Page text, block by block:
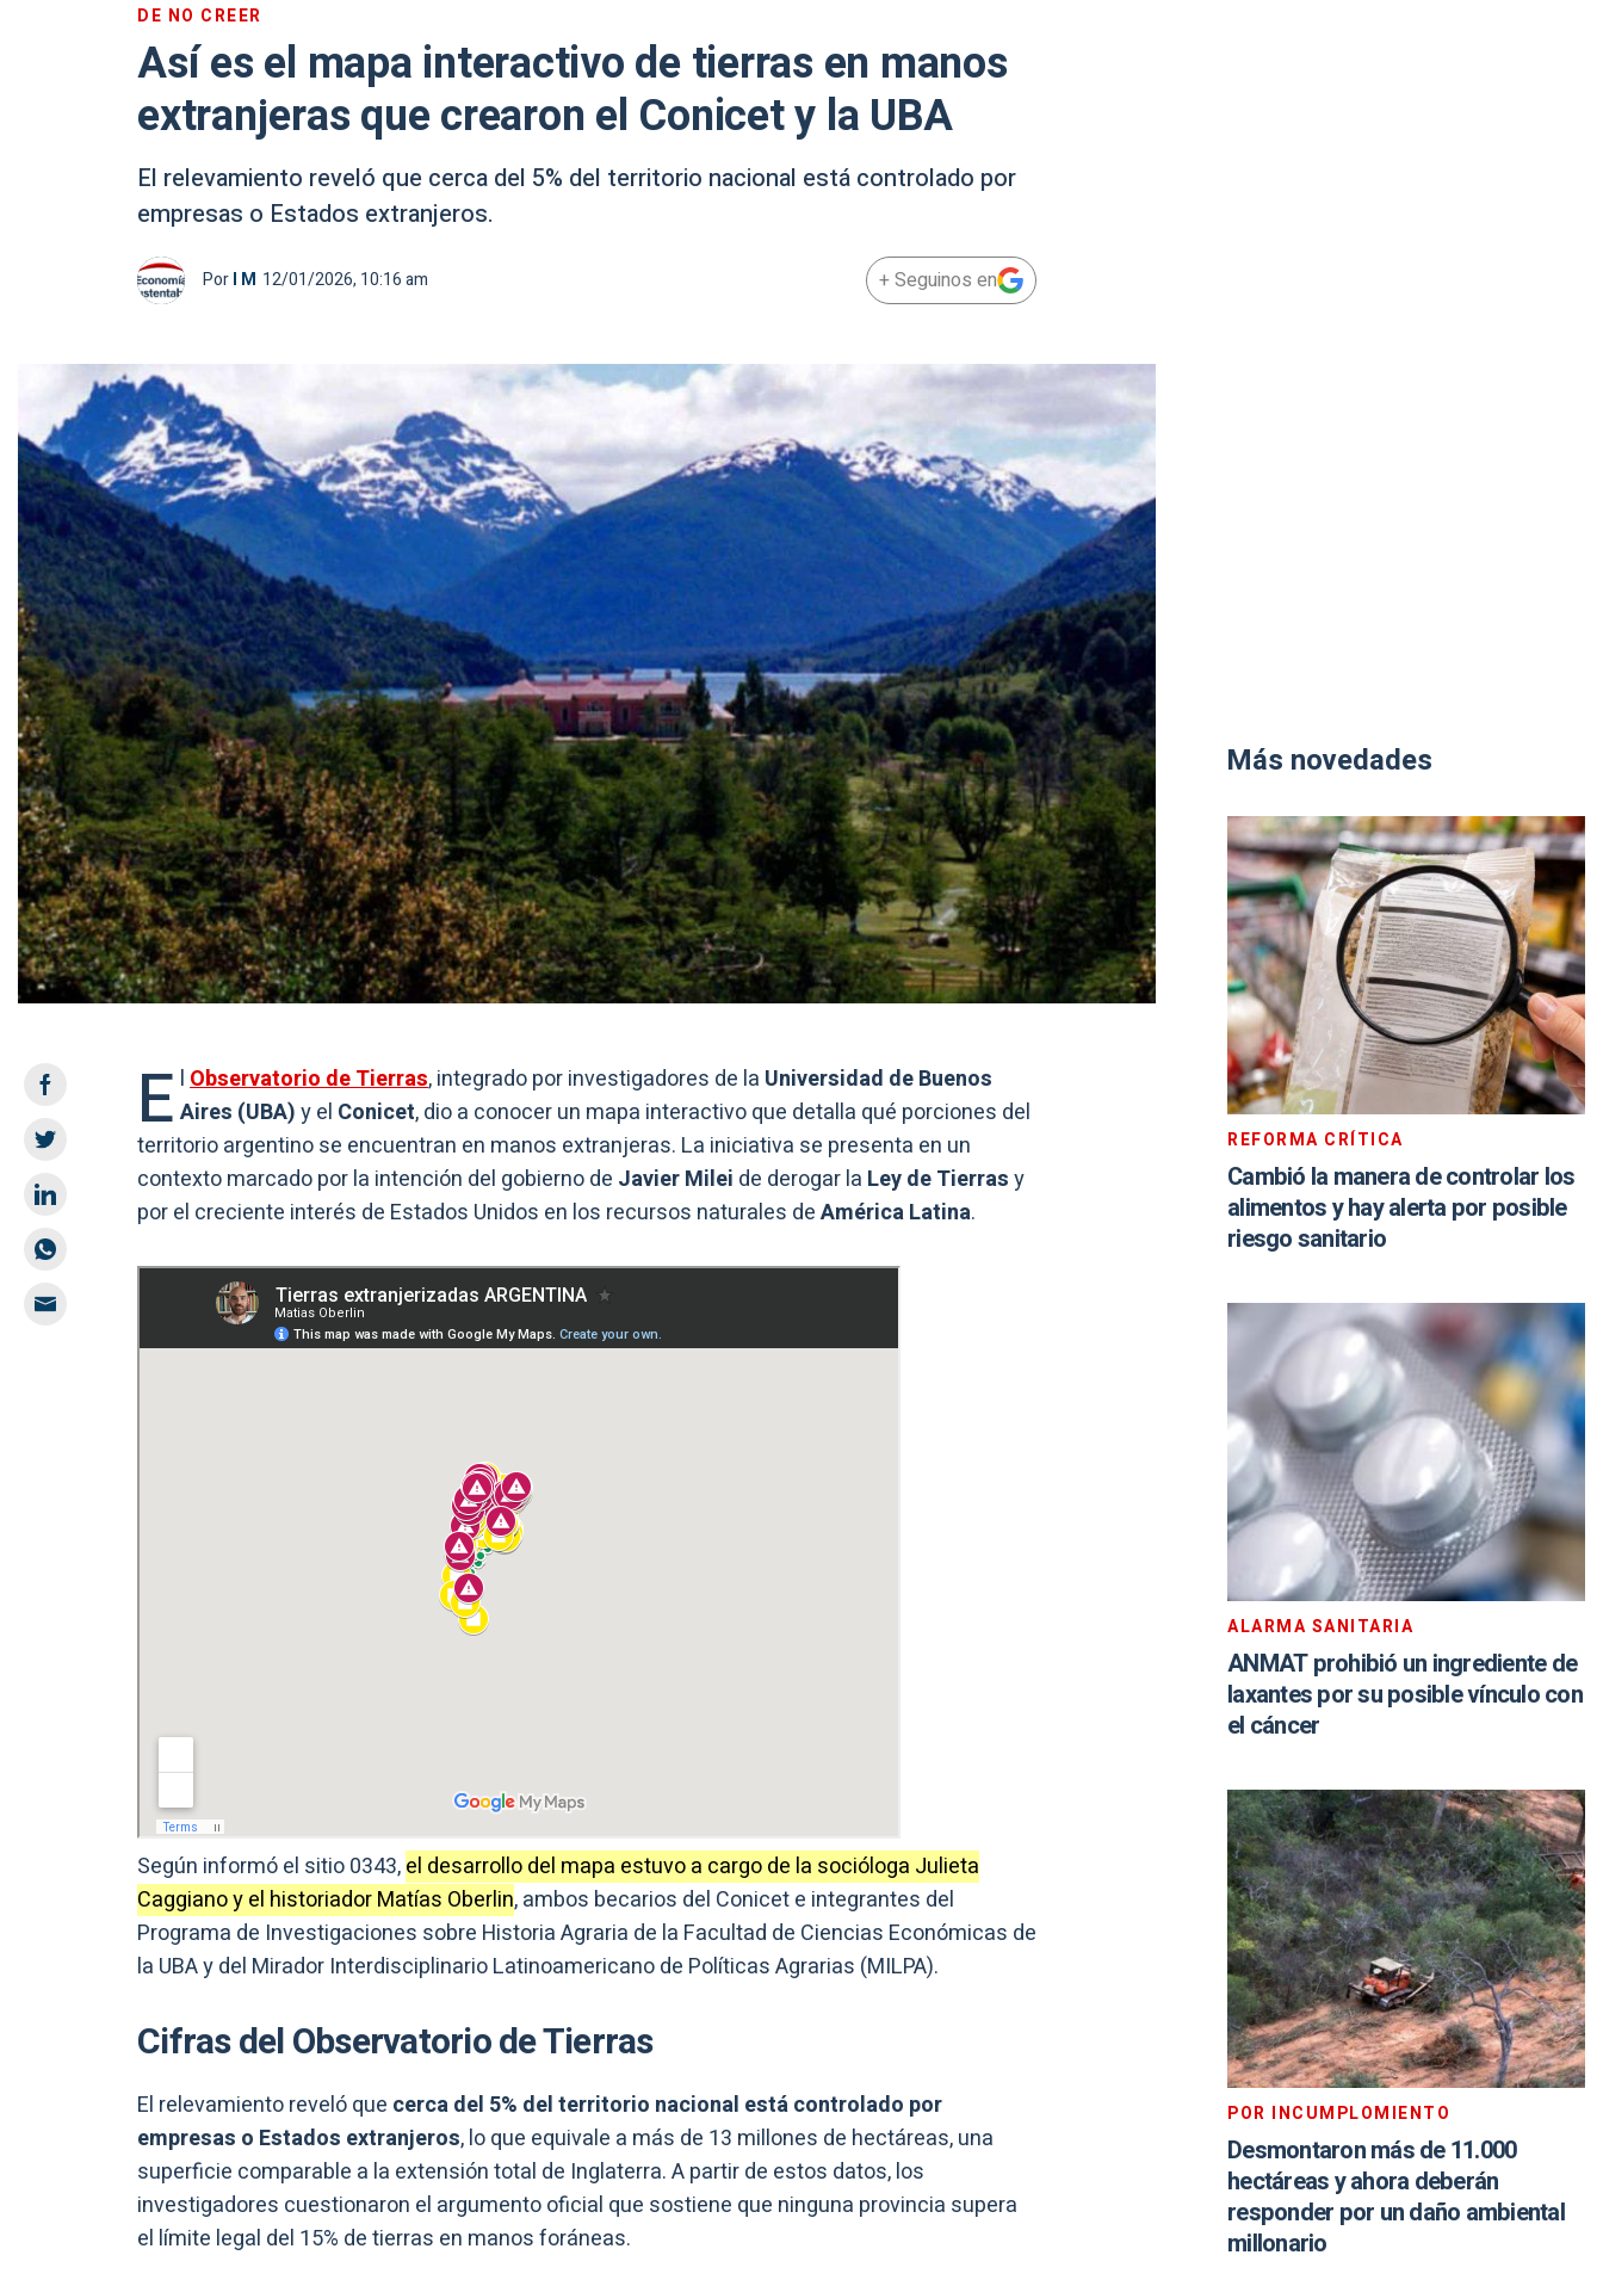
DE NO CREER
Así es el mapa interactivo de tierras en manos
extranjeras que crearon el Conicet y la UBA
El relevamiento reveló que cerca del 5% del territorio nacional está controlado por
empresas o Estados extranjeros.
PorI M 12/01/2026, 10:16 am + Seguinos en
E lObservatorio de Tierras, integrado por investigadores de la Universidad de Buenos
Aires (UBA)y el Conicet, dio a conocer un mapa interactivo que detalla qué porciones del
territorio argentino se encuentran en manos extranjeras. La iniciativa se presenta en un
contexto marcado por la intención del gobierno de Javier Milei de derogar la Ley de Tierrasy
por el creciente interés de Estados Unidos en los recursos naturales deAmérica Latina.
Según informó el sitio 0343,el desarrollo del mapa estuvo a cargo de la socióloga Julieta
Caggiano y el historiador Matías Oberlin, ambos becarios del Conicet e integrantes del
Programa de Investigaciones sobre Historia Agraria de la Facultad de Ciencias Económicas de
la UBA y del Mirador Interdisciplinario Latinoamericano de Políticas Agrarias (MILPA).
Cifras del Observatorio de Tierras
El relevamiento reveló que cerca del 5% del territorio nacional está controlado por
empresas o Estados extranjeros, lo que equivale a más de 13 millones de hectáreas, una
superficie comparable a la extensión total de Inglaterra. A partir de estos datos, los
investigadores cuestionaron el argumento oficial que sostiene que ninguna provincia supera
el límite legal del 15% de tierras en manos foráneas.
Más novedades
REFORMA CRÍTICA
Cambió la manera de controlar los
alimentos y hay alerta por posible
riesgo sanitario
ALARMA SANITARIA
ANMAT prohibió un ingrediente de
laxantes por su posible vínculo con
el cáncer
POR INCUMPLOMIENTO
Desmontaron más de 11.000
hectáreas y ahora deberán
responder por un daño ambiental
millonario